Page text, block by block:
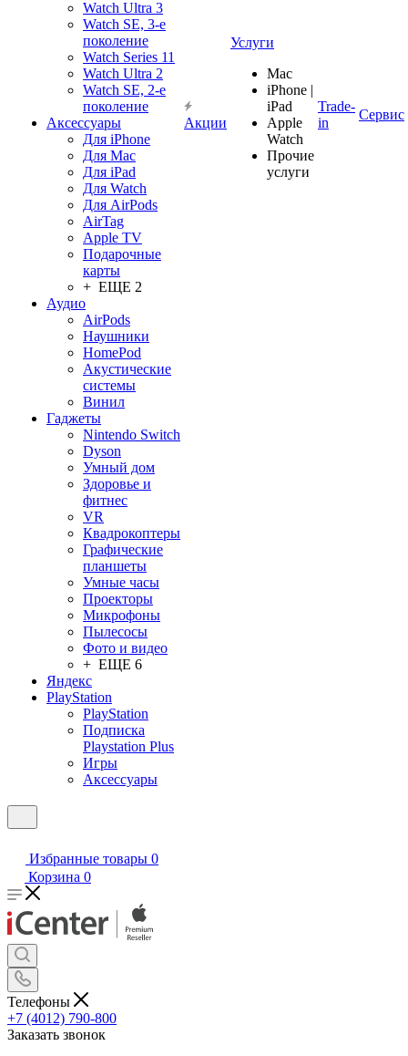
Watch Ultra 3
Watch SE, 3-е
поколение
Watch Series 11
Watch Ultra 2
Watch SE, 2-е
поколение
Аксессуары
Для iPhone
Для Mac
Для iPad
Для Watch
Для AirPods
AirTag
Apple TV
Подарочные
карты
+ ЕЩЕ 2
Аудио
AirPods
Наушники
HomePod
Акустические
системы
Винил
Гаджеты
Nintendo Switch
Dyson
Умный дом
Здоровье и
фитнес
VR
Квадрокоптеры
Графические
планшеты
Умные часы
Проекторы
Микрофоны
Пылесосы
Фото и видео
+ ЕЩЕ 6
Яндекс
PlayStation
PlayStation
Подписка
Playstation Plus
Игры
Аксессуары
Акции
Услуги
Mac
iPhone |
iPad
Apple
Watch
Прочие
услуги
Trade-
in
Сервис
Избранные товары 0
Корзина 0
Телефоны
+7 (4012) 790-800
Заказать звонок